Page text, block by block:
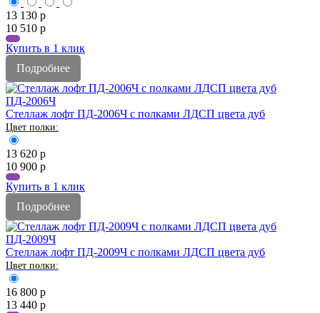
13 130 р
10 510 р
Купить в 1 клик
Подробнее
ПД-2006Ч
Стеллаж лофт ПД-2006Ч с полками ЛДСП цвета дуб
13 620 р
10 900 р
Купить в 1 клик
Подробнее
ПД-2009Ч
Стеллаж лофт ПД-2009Ч с полками ЛДСП цвета дуб
16 800 р
13 440 р